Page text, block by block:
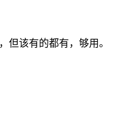
但该有的都有，够用。